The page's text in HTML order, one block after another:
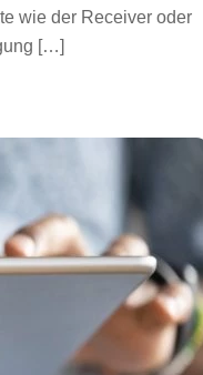
wie der Receiver oder
[…]